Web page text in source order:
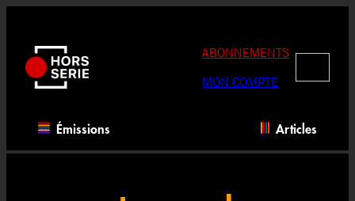
contenu
ABONNEMENTS
MON COMPTE
Émissions Articles